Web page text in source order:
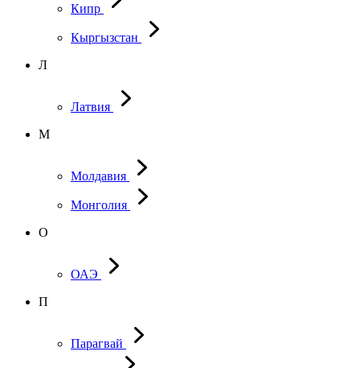
Кипр
Кыргызстан
Л
Латвия
М
Молдавия
Монголия
О
ОАЭ
П
Парагвай